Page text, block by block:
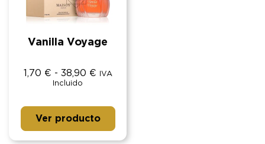
Vanilla Voyage
1,70 € - 38,90 €
IVA
Incluido
Ver producto